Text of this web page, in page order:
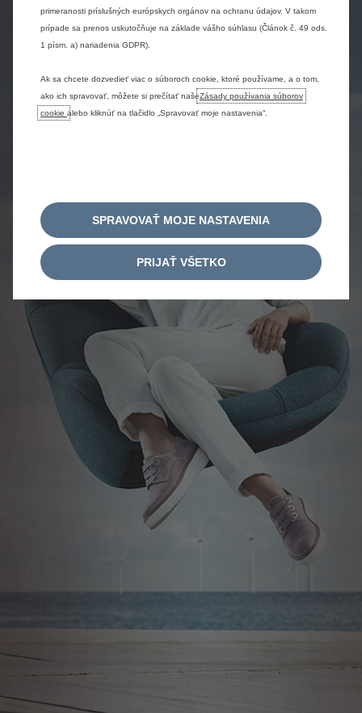
primeranosti príslušných európskych orgánov na ochranu údajov. V takom
prípade sa prenos uskutočňuje na základe vášho súhlasu (Článok č. 49 ods.
1 písm. a) nariadenia GDPR).
Ak sa chcete dozvedieť viac o súboroch cookie, ktoré používame, a o tom,
ako ich spravovať, môžete si prečítať našeZásady používania súborov
cookie alebo kliknúť na tlačidlo „Spravovať moje nastavenia“.
SPRAVOVAŤ MOJE NASTAVENIA
PRIJAŤ VŠETKO